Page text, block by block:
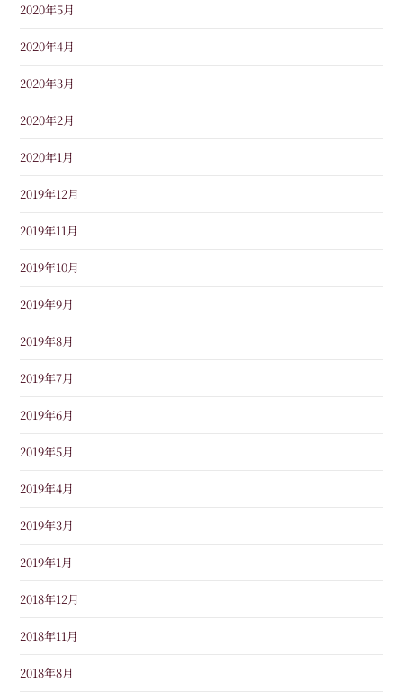
2020年5月
2020年4月
2020年3月
2020年2月
2020年1月
2019年12月
2019年11月
2019年10月
2019年9月
2019年8月
2019年7月
2019年6月
2019年5月
2019年4月
2019年3月
2019年1月
2018年12月
2018年11月
2018年8月